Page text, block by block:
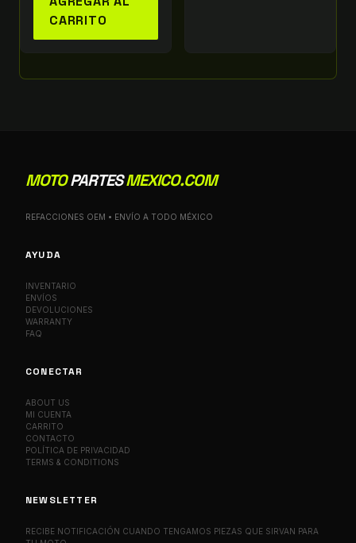
CARRITO
MOTOPARTESMEXICO.COM
REFACCIONES OEM • ENVÍO A TODO MÉXICO
AYUDA
INVENTARIO
ENVÍOS
DEVOLUCIONES
WARRANTY
FAQ
CONECTAR
ABOUT US
MI CUENTA
CARRITO
CONTACTO
POLÍTICA DE PRIVACIDAD
TERMS & CONDITIONS
NEWSLETTER
RECIBE NOTIFICACIÓN CUANDO TENGAMOS PIEZAS QUE SIRVAN PARA